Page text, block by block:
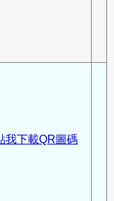
我下載QR圖碼